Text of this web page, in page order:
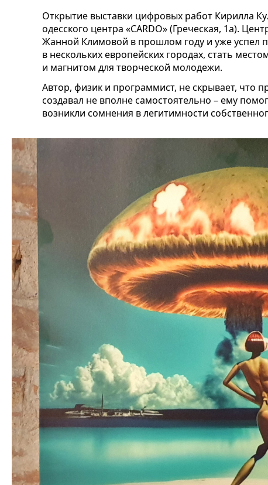
Открытие выставки цифровых работ Кирилла
одесского центра «CARDO» (Греческая, 1а).
Жанной Климовой в прошлом году и уже успел
в нескольких европейских городах, стать
и магнитом для творческой молодежи.
Автор, физик и программист, не скрывает, что
создавал не вполне самостоятельно – ему
возникли сомнения в легитимности